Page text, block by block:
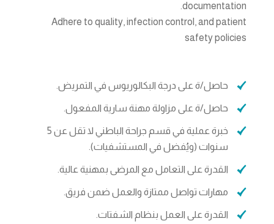
documentation.
Adhere to quality, infection control, and patient
safety policies
حاصل/ة على درجة البكالوريوس في التمريض.
حاصل/ة على مزاولة مهنة سارية المفعول.
خبرة عملية في قسم جراحة الباطني لا تقل عن 5
سنوات (ويُفضل في المستشفيات).
القدرة على التعامل مع المرضى بمهنية عالية.
مهارات تواصل ممتازة والعمل ضمن فريق.
القدرة على العمل بنظام الشفتات.